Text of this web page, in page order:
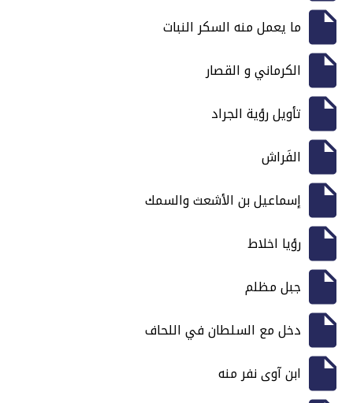
ما يعمل منه السكر النبات
الكرماني و القصار
تأويل رؤية الجراد
الفَراش
إسماعيل بن الأشعث والسمك
رؤيا اخلاط
جبل مظلم
دخل مع السلطان في اللحاف
ابن آوى نفر منه